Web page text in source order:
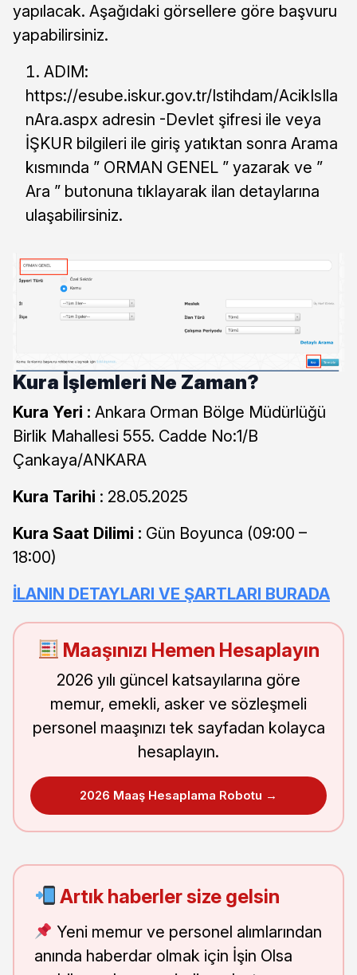
yapılacak. Aşağıdaki görsellere göre başvuru
yapabilirsiniz.
ADIM:
https://esube.iskur.gov.tr/Istihdam/AcikIsIla
nAra.aspx adresin -Devlet şifresi ile veya
İŞKUR bilgileri ile giriş yatıktan sonra Arama
kısmında ” ORMAN GENEL ” yazarak ve ”
Ara ” butonuna tıklayarak ilan detaylarına
ulaşabilirsiniz.
Kura İşlemleri Ne Zaman?
Kura Yeri : Ankara Orman Bölge Müdürlüğü
Birlik Mahallesi 555. Cadde No:1/B
Çankaya/ANKARA
Kura Tarihi : 28.05.2025
Kura Saat Dilimi : Gün Boyunca (09:00 –
18:00)
İLANIN DETAYLARI VE ŞARTLARI BURADA
Maaşınızı Hemen Hesaplayın
2026 yılı güncel katsayılarına göre
memur, emekli, asker ve sözleşmeli
personel maaşınızı tek sayfadan kolayca
hesaplayın.
2026 Maaş Hesaplama Robotu →
Artık haberler size gelsin
Yeni memur ve personel alımlarından
anında haberdar olmak için İşin Olsa